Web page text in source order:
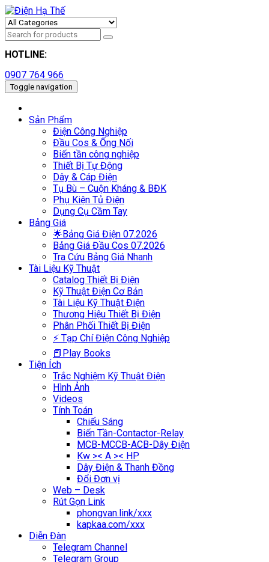
HOTLINE:
0907 764 966
Toggle navigation
Sản Phẩm
Điện Công Nghiệp
Đầu Cos & Ống Nối
Biến tần công nghiệp
Thiết Bị Tự Động
Dây & Cáp Điện
Tụ Bù – Cuộn Kháng & BĐK
Phụ Kiện Tủ Điện
Dụng Cụ Cầm Tay
Bảng Giá
🌟Bảng Giá Điện 07.2026
Bảng Giá Đầu Cos 07.2026
Tra Cứu Bảng Giá Nhanh
Tài Liệu Kỹ Thuật
Catalog Thiết Bị Điện
Kỹ Thuật Điện Cơ Bản
Tài Liệu Kỹ Thuật Điện
Thương Hiệu Thiết Bị Điện
Phân Phối Thiết Bị Điện
⚡ Tạp Chí Điện Công Nghiệp
📕Play Books
Tiện Ích
Trắc Nghiệm Kỹ Thuật Điện
Hình Ảnh
Videos
Tính Toán
Chiếu Sáng
Biến Tần-Contactor-Relay
MCB-MCCB-ACB-Dây Điện
Kw >< A >< HP
Dây Điện & Thanh Đồng
Đổi Đơn vị
Web – Desk
Rút Gọn Link
phongvan.link/xxx
kapkaa.com/xxx
Diễn Đàn
Telegram Channel
Telegram Group